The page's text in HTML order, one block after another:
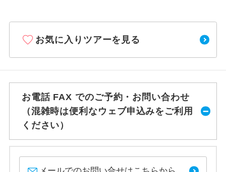
お気に入りツアーを見る
お電話 FAX でのご予約・お問い合わせ
（混雑時は便利なウェブ申込みをご利用
ください）